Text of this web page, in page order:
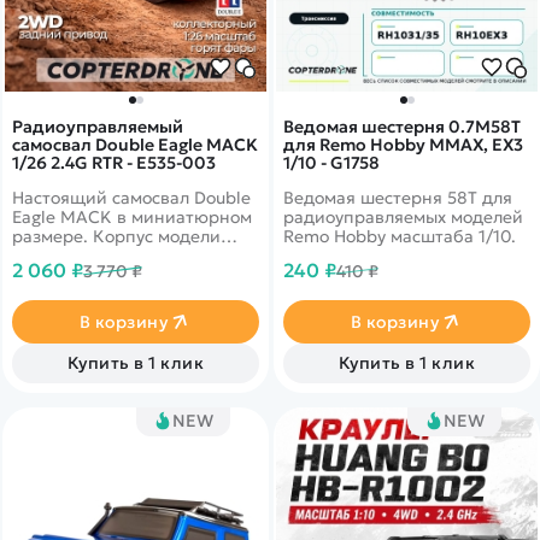
Ведомая шестерня 0.7M58T
для Remo Hobby MMAX, EX3
1/10 - G1758
Ведомая шестерня 58T для
радиоуправляемых моделей
Remo Hobby масштаба 1/10.
240 ₽410 ₽
В корзину
Купить в 1 клик
Радиоуправляемый
самосвал Double Eagle MACK
1/26 2.4G RTR - E535-003
Настоящий самосвал Double
Eagle MACK в миниатюрном
размере. Корпус модели
оригинальную машину:
большие колёса. Кузов
поднимается и опускается,
как у настоящего самосвала.
А звуки работающего
2 060 ₽3 770 ₽
В корзину
Купить в 1 клик
NEW NEW